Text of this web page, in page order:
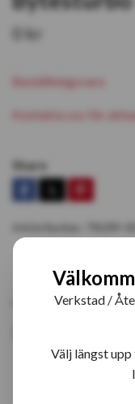
0 kr
Beställningsvara
Kontakta oss för
Share
Verkstad /
Välj längst